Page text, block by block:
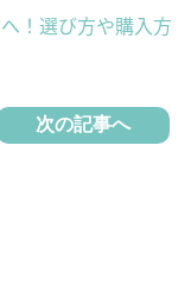
！選び方や購入方
次の記事へ